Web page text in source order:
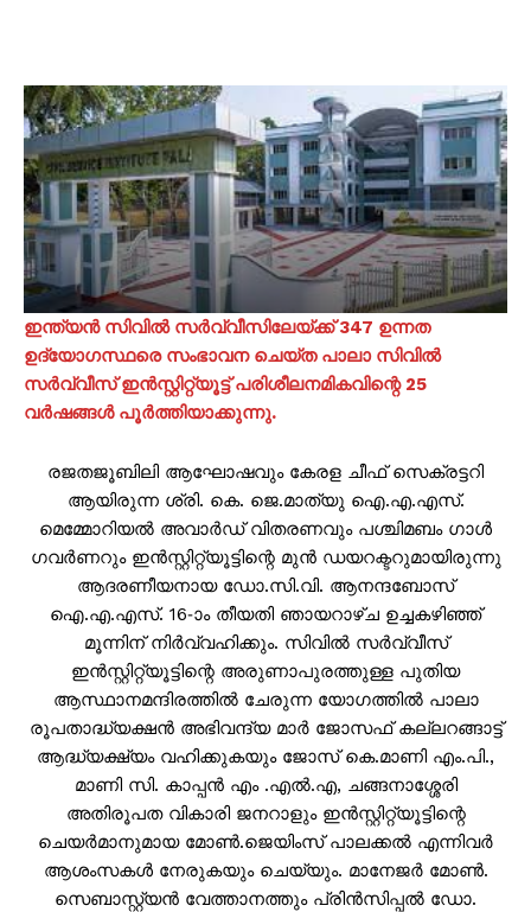
ഇന്ത്യൻ സിവിൽ സർവ്വീസിലേയ്ക്ക് 347 ഉന്നത
ഉദ്യോഗസ്ഥരെ സംഭാവന ചെയ്ത പാലാ സിവിൽ
സർവ്വീസ് ഇൻസ്റ്റിറ്റ്യൂട്ട് പരിശീലനമികവിന്റെ 25
വർഷങ്ങൾ പൂർത്തിയാക്കുന്നു.
രജതജൂബിലി ആഘോഷവും കേരള ചീഫ് സെക്രട്ടറി
ആയിരുന്ന ശ്രി. കെ. ജെ.മാത്യു ഐ.എ.എസ്.
മെമ്മോറിയൽ അവാർഡ് വിതരണവും പശ്ചിമബം ഗാൾ
ഗവർണറും ഇൻസ്റ്റിറ്റ്യൂട്ടിന്റെ മുൻ ഡയറക്ടറുമായിരുന്നു
ആദരണീയനായ ഡോ.സി.വി. ആനന്ദബോസ്
ഐ.എ.എസ്. 16-ാം തീയതി ഞായറാഴ്ച ഉച്ചകഴിഞ്ഞ്
മൂന്നിന് നിർവ്വഹിക്കും. സിവിൽ സർവ്വീസ്
ഇൻസ്റ്റിറ്റ്യൂട്ടിന്റെ അരുണാപുരത്തുള്ള പുതിയ
ആസ്ഥാനമന്ദിരത്തിൽ ചേരുന്ന യോഗത്തിൽ പാലാ
രൂപതാദ്ധ്യക്ഷൻ അഭിവന്ദ്യ മാർ ജോസഫ് കല്ലറങ്ങാട്ട്
ആദ്ധ്യക്ഷ്യം വഹിക്കുകയും ജോസ് കെ.മാണി എം.പി.,
മാണി സി. കാപ്പൻ എം .എൽ.എ, ചങ്ങനാശ്ശേരി
അതിരൂപത വികാരി ജനറാളും ഇൻസ്റ്റിറ്റ്യൂട്ടിന്റെ
ചെയർമാനുമായ മോൺ.ജെയിംസ് പാലക്കൽ എന്നിവർ
ആശംസകൾ നേരുകയും ചെയ്യും. മാനേജർ മോൺ.
സെബാസ്റ്റ്യൻ വേത്താനത്തും പ്രിൻസിപ്പൽ ഡോ.